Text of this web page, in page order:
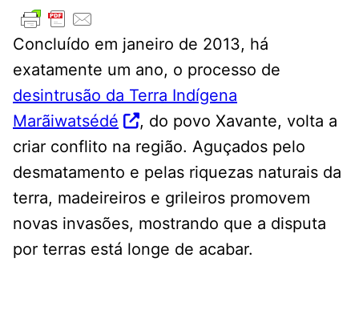
Concluído em janeiro de 2013, há
exatamente um ano, o processo de
desintrusão da Terra Indígena
Marãiwatsédé
, do povo Xavante, volta a
criar conflito na região. Aguçados pelo
desmatamento e pelas riquezas naturais da
terra, madeireiros e grileiros promovem
novas invasões, mostrando que a disputa
por terras está longe de acabar.